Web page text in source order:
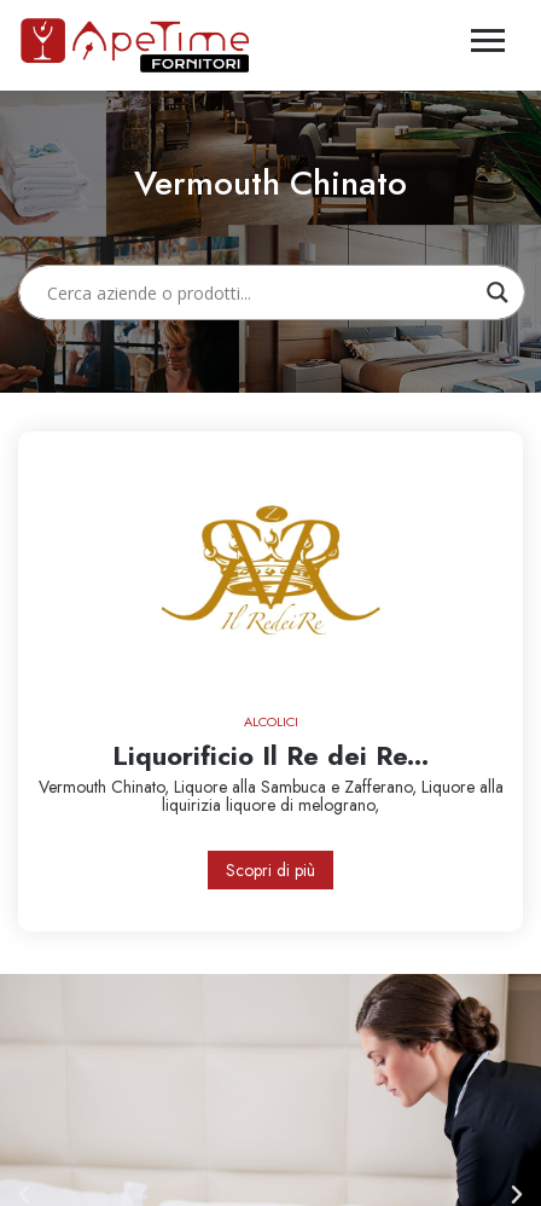
Vermouth Chinato
ALCOLICI
Liquorificio Il Re dei Re...
Vermouth Chinato, Liquore alla Sambuca e Zafferano, Liquore alla
liquirizia liquore di melograno,
Scopri di più